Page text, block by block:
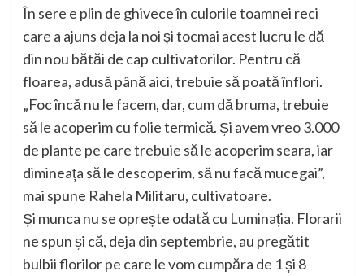
În sere e plin de ghivece în culorile toamnei reci
care a ajuns deja la noi și tocmai acest lucru le dă
din nou bătăi de cap cultivatorilor. Pentru că
floarea, adusă până aici, trebuie să poată înflori.
„Foc încă nu le facem, dar, cum dă bruma, trebuie
să le acoperim cu folie termică. Și avem vreo 3.000
de plante pe care trebuie să le acoperim seara, iar
dimineața să le descoperim, să nu facă mucegai”,
mai spune Rahela Militaru, cultivatoare.
Și munca nu se oprește odată cu Luminația. Florarii
ne spun și că, deja din septembrie, au pregătit
bulbii florilor pe care le vom cumpăra de 1 și 8